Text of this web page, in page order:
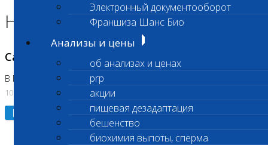
Электронный документооборот
Франшиза Шанс Био
Анализы и цены
об анализах и ценах
prp
акции
пищевая дезадаптация
бешенство
биохимия выпоты, сперма
Новости лаборатории
Санитарный день
В Вешняках 14.08.2026
10.08.2026
Подробнее